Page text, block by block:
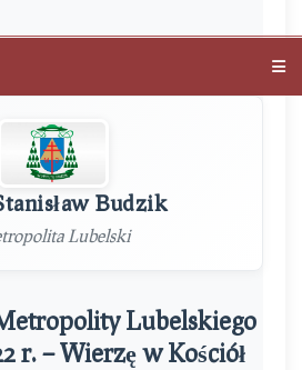
Budzik
Lubelski
Lubelskiego
r. – Wierzę w Kościół